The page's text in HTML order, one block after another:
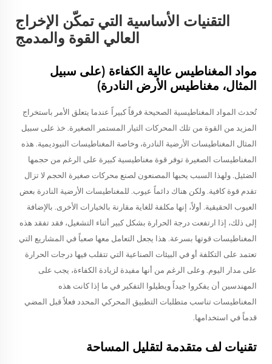
التقنيات الأساسية التي تمكّن الإخراج
العالي القوة والمدمج
مواد المغناطيس عالية الكفاءة (على سبيل
المثال، مغناطيس الأرض النادرة)
تُحدث المواد المغناطيسية الصحيحة فرقاً كبيراً عندما يتعلق الأمر باستخراج
المزيد من القوة من تلك المحركات التيار المستمر الصغيرة. خذ على سبيل
المثال المغناطيسات الأرضية النادرة، وخاصة المغناطيسات النيوديمية. هذه
المغناطيسات الصغيرة توفر قوة مغناطيسية كبيرة على الرغم من حجمها
الضئيل. ولهذا السبب يحبها المصنعون لصنع محركات صغيرة الحجم لا تزال
تقدم قوة كافية. ولكن هناك دائماً عيوب. للمغناطيسات الأرضية النادرة بعض
العيوب الحقيقية. أولاً، إنها مكلفة للغاية مقارنة بالخيارات الأخرى. بالإضافة
إلى ذلك، إذا ارتفعت درجة الحرارة بشكل كبير أثناء التشغيل، فقد تفقد هذه
المغناطيسات قوتها بسرعة. هذا يجعل التعامل معها صعباً في المشاريع التي
تعتمد على التكلفة أو في البيئات الصناعية التي تتقلب فيها درجات الحرارة
على مدار اليوم. وعلى الرغم من أنها مفيدة لزيادة الكفاءة، يجب على
المهندسين أن يفكروا جيداً ويطيلوا التفكير في ما إذا كانت هذه
المغناطيسات تناسب متطلبات التطبيق المحركي المحدد فعلاً قبل المضي
قدماً في استخدامها.
تقنيات لف متقدمة لتقليل المساحة